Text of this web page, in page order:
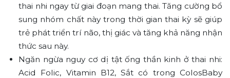
thai nhi ngay từ giai đoạn mang thai. Tăng cường bổ
sung nhóm chất này trong thời gian thai kỳ sẽ giúp
trẻ phát triển trí não, thị giác và tăng khả năng nhận
thức sau này.
Ngăn ngừa nguy cơ dị tật ống thần kinh ở thai nhi:
Acid Folic, Vitamin B12, Sắt có trong ColosBaby